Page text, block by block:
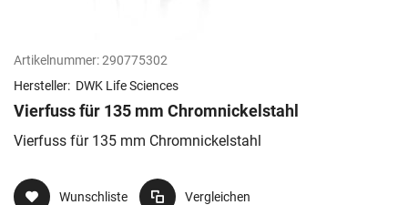
Artikelnummer:290775302
Hersteller: DWK Life Sciences
Vierfuss für 135 mm Chromnickelstahl
Vierfuss für 135 mm Chromnickelstahl
Wunschliste Vergleichen